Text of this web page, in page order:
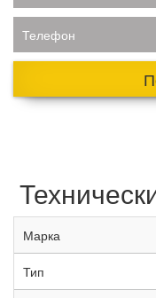
Телефон
Марка
Тип